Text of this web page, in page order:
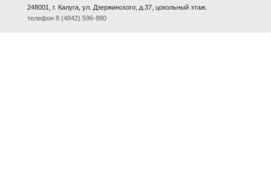
248001, г. Калуга, ул. Дзержинского, д.37, цокольный этаж.
телефон 8 (4842) 596-880